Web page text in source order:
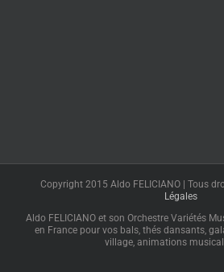
Copyright 2015 Aldo FELICIANO | Tous
Légales
Aldo FELICIANO et son Orchestre Variétés
en France pour vos bals, thés dansants,
village, animations